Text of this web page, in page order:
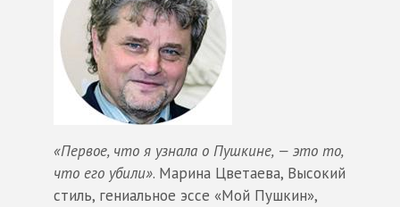
«Первое, что я узнала о Пушкине, — это то,
что его убили». Марина Цветаева, Высокий
стиль, гениальное эссе «Мой Пушкин»,